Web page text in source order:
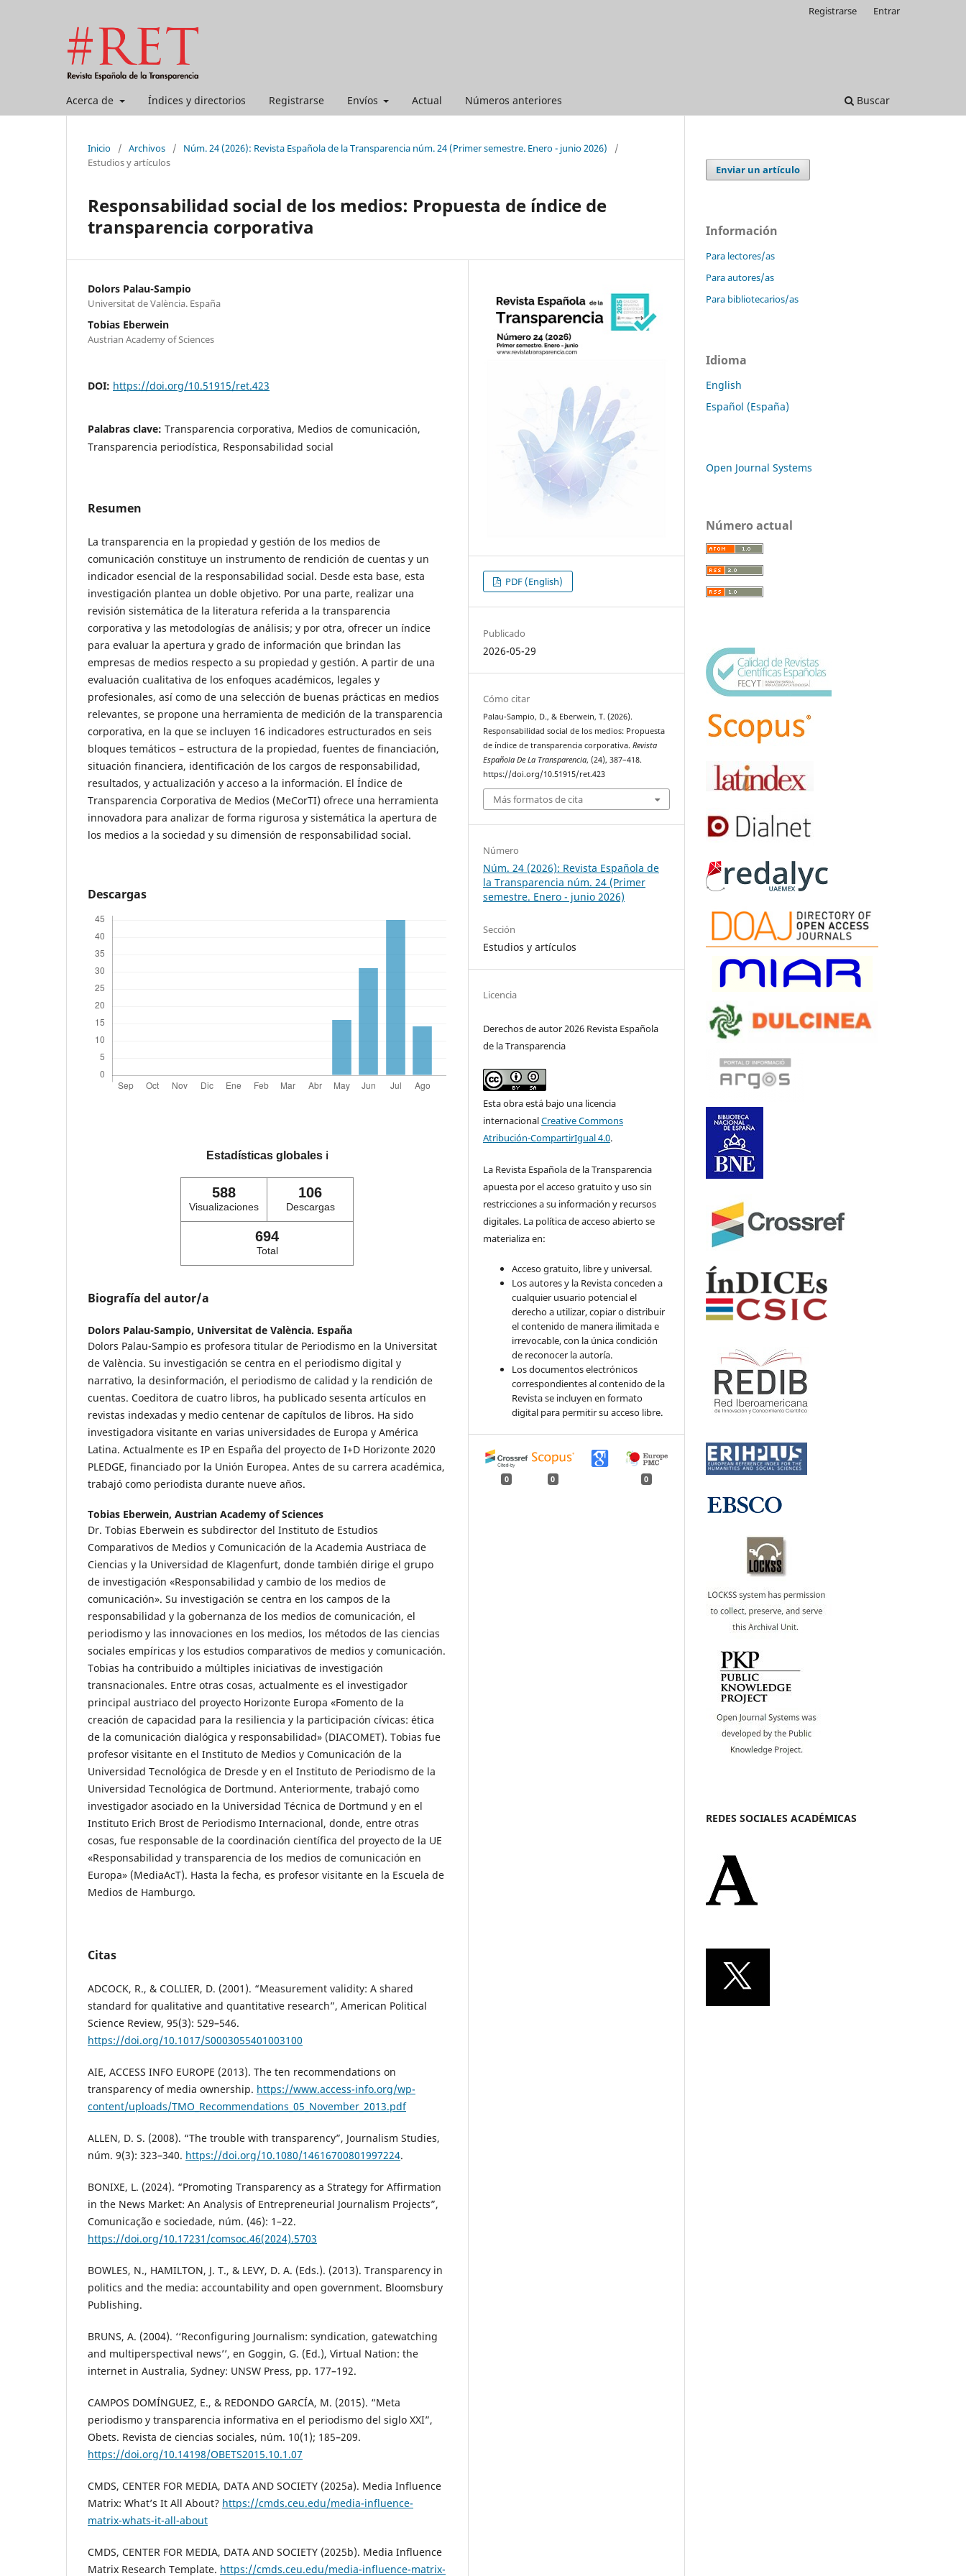
Acerca de Índices y directorios Registrarse Envíos Actual Números anteriores Buscar
Registrarse Entrar
Inicio / Archivos / Núm. 24 (2026): Revista Española de la Transparencia núm. 24 (Primer semestre. Enero - junio 2026)
/
Estudios y artículos
Responsabilidad social de los medios: Propuesta de índice de
transparencia corporativa
Dolors Palau-Sampio
Universitat de València. España
Tobias Eberwein
Austrian Academy of Sciences
DOI: https://doi.org/10.51915/ret.423
Palabras clave: Transparencia corporativa, Medios de comunicación,
Transparencia periodística, Responsabilidad social
Resumen
La transparencia en la propiedad y gestión de los medios de
comunicación constituye un instrumento de rendición de cuentas y un
indicador esencial de la responsabilidad social. Desde esta base, esta
investigación plantea un doble objetivo. Por una parte, realizar una
revisión sistemática de la literatura referida a la transparencia
corporativa y las metodologías de análisis; y por otra, ofrecer un índice
para evaluar la apertura y grado de información que brindan las
empresas de medios respecto a su propiedad y gestión. A partir de una
evaluación cualitativa de los enfoques académicos, legales y
profesionales, así como de una selección de buenas prácticas en medios
relevantes, se propone una herramienta de medición de la transparencia
corporativa, en la que se incluyen 16 indicadores estructurados en seis
bloques temáticos – estructura de la propiedad, fuentes de financiación,
situación financiera, identificación de los cargos de responsabilidad,
resultados, y actualización y acceso a la información. El Índice de
Transparencia Corporativa de Medios (MeCorTI) ofrece una herramienta
innovadora para analizar de forma rigurosa y sistemática la apertura de
los medios a la sociedad y su dimensión de responsabilidad social.
Descargas
Estadísticas globales ℹ️
588
Visualizaciones
106
Descargas
694
Total
Biografía del autor/a
Dolors Palau-Sampio, Universitat de València. España
Dolors Palau-Sampio es profesora titular de Periodismo en la Universitat
de València. Su investigación se centra en el periodismo digital y
narrativo, la desinformación, el periodismo de calidad y la rendición de
cuentas. Coeditora de cuatro libros, ha publicado sesenta artículos en
revistas indexadas y medio centenar de capítulos de libros. Ha sido
investigadora visitante en varias universidades de Europa y América
Latina. Actualmente es IP en España del proyecto de I+D Horizonte 2020
PLEDGE, financiado por la Unión Europea. Antes de su carrera académica,
trabajó como periodista durante nueve años.
Tobias Eberwein, Austrian Academy of Sciences
Dr. Tobias Eberwein es subdirector del Instituto de Estudios
Comparativos de Medios y Comunicación de la Academia Austriaca de
Ciencias y la Universidad de Klagenfurt, donde también dirige el grupo
de investigación «Responsabilidad y cambio de los medios de
comunicación». Su investigación se centra en los campos de la
responsabilidad y la gobernanza de los medios de comunicación, el
periodismo y las innovaciones en los medios, los métodos de las ciencias
sociales empíricas y los estudios comparativos de medios y comunicación.
Tobias ha contribuido a múltiples iniciativas de investigación
transnacionales. Entre otras cosas, actualmente es el investigador
principal austriaco del proyecto Horizonte Europa «Fomento de la
creación de capacidad para la resiliencia y la participación cívicas: ética
de la comunicación dialógica y responsabilidad» (DIACOMET). Tobias fue
profesor visitante en el Instituto de Medios y Comunicación de la
Universidad Tecnológica de Dresde y en el Instituto de Periodismo de la
Universidad Tecnológica de Dortmund. Anteriormente, trabajó como
investigador asociado en la Universidad Técnica de Dortmund y en el
Instituto Erich Brost de Periodismo Internacional, donde, entre otras
cosas, fue responsable de la coordinación científica del proyecto de la UE
«Responsabilidad y transparencia de los medios de comunicación en
Europa» (MediaAcT). Hasta la fecha, es profesor visitante en la Escuela de
Medios de Hamburgo.
Citas
ADCOCK, R., & COLLIER, D. (2001). “Measurement validity: A shared
standard for qualitative and quantitative research”, American Political
Science Review, 95(3): 529–546.
https://doi.org/10.1017/S0003055401003100
AIE, ACCESS INFO EUROPE (2013). The ten recommendations on
transparency of media ownership. https://www.access-info.org/wp-
content/uploads/TMO_Recommendations_05_November_2013.pdf
ALLEN, D. S. (2008). “The trouble with transparency”, Journalism Studies,
núm. 9(3): 323–340. https://doi.org/10.1080/14616700801997224.
BONIXE, L. (2024). “Promoting Transparency as a Strategy for Affirmation
in the News Market: An Analysis of Entrepreneurial Journalism Projects”,
Comunicação e sociedade, núm. (46): 1–22.
https://doi.org/10.17231/comsoc.46(2024).5703
BOWLES, N., HAMILTON, J. T., & LEVY, D. A. (Eds.). (2013). Transparency in
politics and the media: accountability and open government. Bloomsbury
Publishing.
BRUNS, A. (2004). ‘‘Reconfiguring Journalism: syndication, gatewatching
and multiperspectival news’’, en Goggin, G. (Ed.), Virtual Nation: the
internet in Australia, Sydney: UNSW Press, pp. 177–192.
CAMPOS DOMÍNGUEZ, E., & REDONDO GARCÍA, M. (2015). “Meta
periodismo y transparencia informativa en el periodismo del siglo XXI”,
Obets. Revista de ciencias sociales, núm. 10(1); 185–209.
https://doi.org/10.14198/OBETS2015.10.1.07
CMDS, CENTER FOR MEDIA, DATA AND SOCIETY (2025a). Media Influence
Matrix: What’s It All About? https://cmds.ceu.edu/media-influence-
matrix-whats-it-all-about
CMDS, CENTER FOR MEDIA, DATA AND SOCIETY (2025b). Media Influence
Matrix Research Template. https://cmds.ceu.edu/media-influence-matrix-
PDF (English)
Publicado
2026-05-29
Cómo citar
Palau-Sampio, D., & Eberwein, T. (2026).
Responsabilidad social de los medios: Propuesta
de índice de transparencia corporativa.Revista
Española De La Transparencia, (24), 387–418.
https://doi.org/10.51915/ret.423
Más formatos de cita
Número
Núm. 24 (2026): Revista Española de
la Transparencia núm. 24 (Primer
semestre. Enero - junio 2026)
Sección
Estudios y artículos
Licencia
Derechos de autor 2026 Revista Española
de la Transparencia
Esta obra está bajo una licencia
internacionalCreative Commons
Atribución-CompartirIgual 4.0.
La Revista Española de la Transparencia
apuesta por el acceso gratuito y uso sin
restricciones a su información y recursos
digitales. La política de acceso abierto se
materializa en:
Acceso gratuito, libre y universal.
Los autores y la Revista conceden a
cualquier usuario potencial el
derecho a utilizar, copiar o distribuir
el contenido de manera ilimitada e
irrevocable, con la única condición
de reconocer la autoría.
Los documentos electrónicos
correspondientes al contenido de la
Revista se incluyen en formato
digital para permitir su acceso libre.
0 0 0
Enviar un artículo
Información
Para lectores/as
Para autores/as
Para bibliotecarios/as
Idioma
English
Español (España)
Open Journal Systems
Número actual
REDES SOCIALES ACADÉMICAS